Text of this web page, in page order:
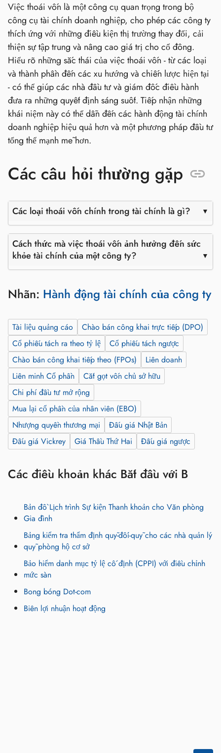
Việc thoái vốn là một công cụ quan trọng trong bộ
công cụ tài chính doanh nghiệp, cho phép các công ty
thích ứng với những điều kiện thị trường thay đổi, cải
thiện sự tập trung và nâng cao giá trị cho cổ đông.
Hiểu rõ những sắc thái của việc thoái vốn - từ các loại
và thành phần đến các xu hướng và chiến lược hiện tại
- có thể giúp các nhà đầu tư và giám đốc điều hành
đưa ra những quyết định sáng suốt. Tiếp nhận những
khái niệm này có thể dẫn đến các hành động tài chính
doanh nghiệp hiệu quả hơn và một phương pháp đầu tư
tổng thể mạnh mẽ hơn.
Các câu hỏi thường gặp
Các loại thoái vốn chính trong tài chính là gì?
Cách thức mà việc thoái vốn ảnh hưởng đến sức
khỏe tài chính của một công ty?
Nhãn: Hành động tài chính của công ty
Tài liệu quảng cáo
Chào bán công khai trực tiếp (DPO)
Cổ phiếu tách ra theo tỷ lệ
Cổ phiếu tách ngược
Chào bán công khai tiếp theo (FPOs)
Liên doanh
Liên minh Cổ phần
Cắt gọt vốn chủ sở hữu
Chi phí đầu tư mở rộng
Mua lại cổ phần của nhân viên (EBO)
Nhượng quyền thương mại
Đấu giá Nhật Bản
Đấu giá Vickrey
Giá Thầu Thứ Hai Đấu giá ngược
Các điều khoản khác Bắt đầu với B
Bản đồ Lịch trình Sự kiện Thanh khoản cho Văn phòng
Gia đình
Bảng kiểm tra thẩm định quỹ-đối-quỹ cho các nhà quản lý
quỹ phòng hộ cơ sở
Bảo hiểm danh mục tỷ lệ cố định (CPPI) với điều chỉnh
mức sàn
Bong bóng Dot-com
Biên lợi nhuận hoạt động